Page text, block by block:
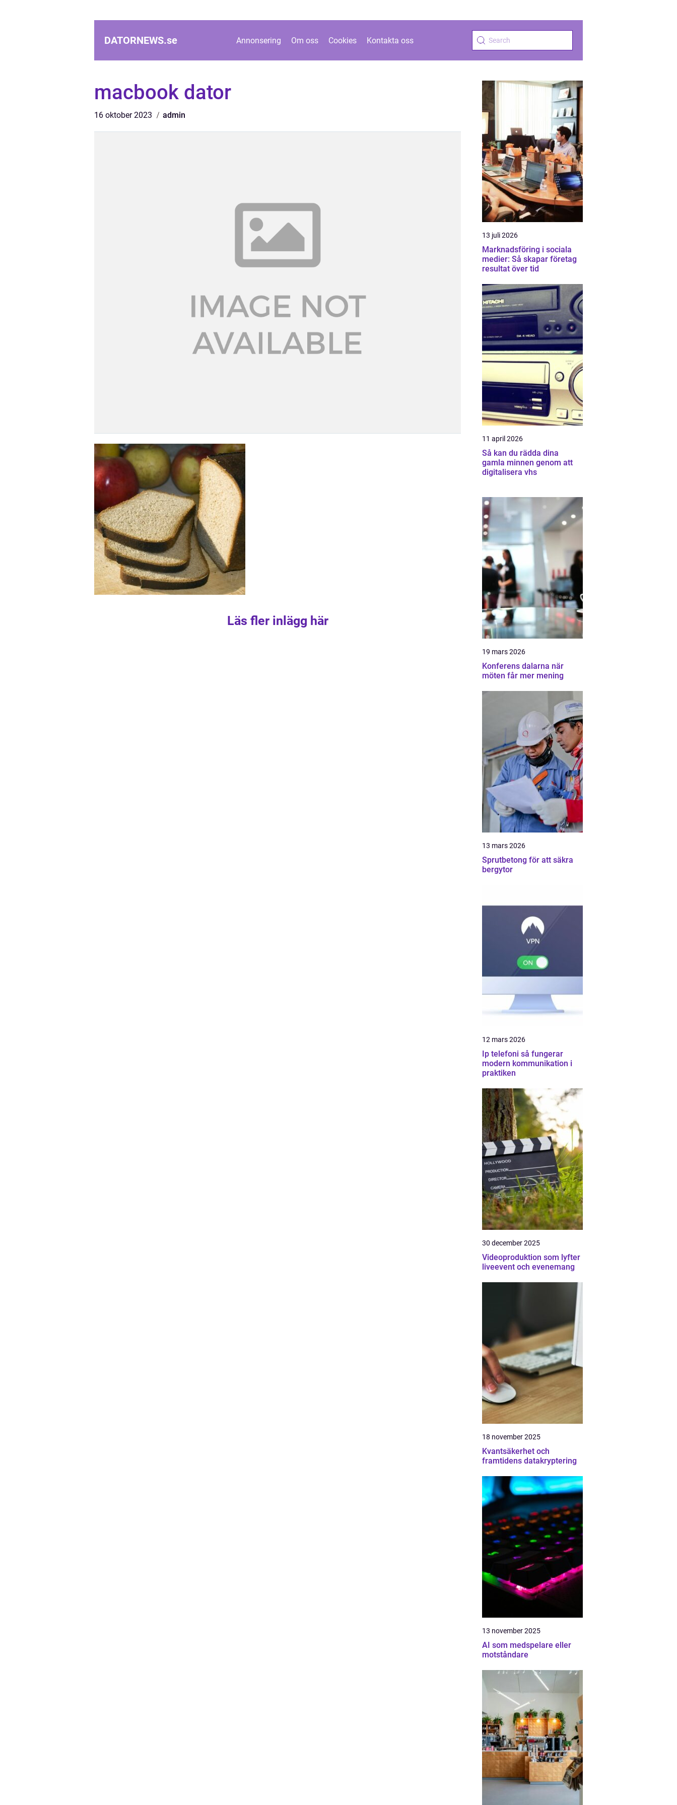
DATORNEWS.se Annonsering Om oss Cookies Kontakta oss
macbook dator
16 oktober 2023 admin
Läs fler inlägg här
13 juli 2026
Marknadsföring i sociala
medier: Så skapar företag
resultat över tid
11 april 2026
Så kan du rädda dina
gamla minnen genom att
digitalisera vhs
19 mars 2026
Konferens dalarna när
möten får mer mening
13 mars 2026
Sprutbetong för att säkra
bergytor
12 mars 2026
Ip telefoni så fungerar
modern kommunikation i
praktiken
30 december 2025
Videoproduktion som lyfter
liveevent och evenemang
18 november 2025
Kvantsäkerhet och
framtidens datakryptering
13 november 2025
AI som medspelare eller
motståndare